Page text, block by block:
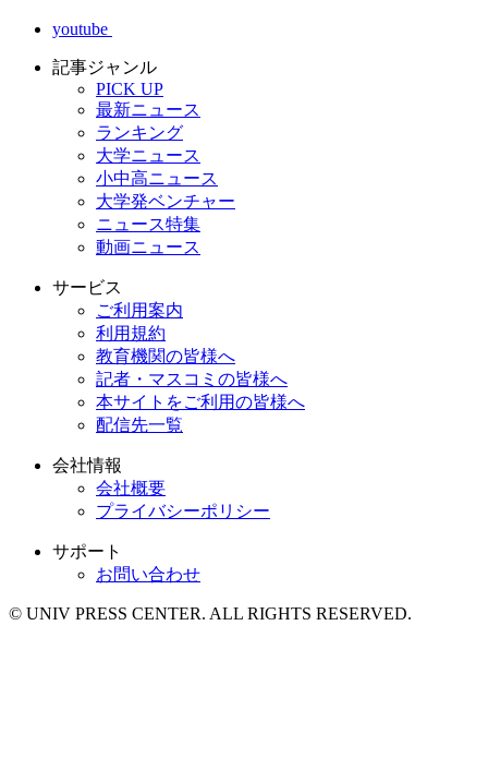
youtube
記事ジャンル
PICK UP
最新ニュース
ランキング
大学ニュース
小中高ニュース
大学発ベンチャー
ニュース特集
動画ニュース
サービス
ご利用案内
利用規約
教育機関の皆様へ
記者・マスコミの皆様へ
本サイトをご利用の皆様へ
配信先一覧
会社情報
会社概要
プライバシーポリシー
サポート
お問い合わせ
© UNIV PRESS CENTER. ALL RIGHTS RESERVED.